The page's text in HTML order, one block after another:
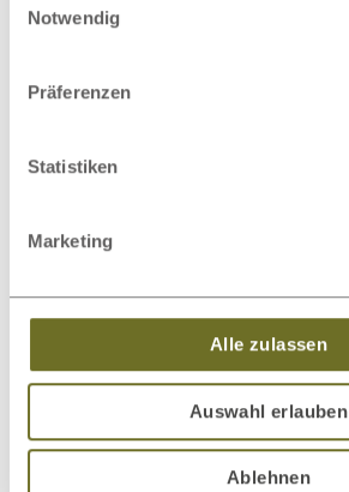
haben.
Notwendig
Präferenzen
Statistiken
Marketing
Alle zulassen
Auswahl erlauben
Ablehnen
Wildeichenbett Hell „Lukas“